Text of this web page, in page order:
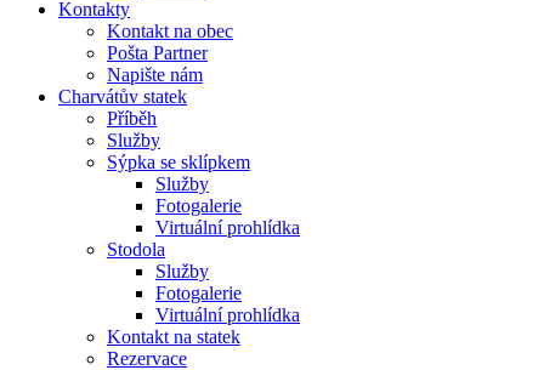
Kontakty
Kontakt na obec
Pošta Partner
Napište nám
Charvátův statek
Příběh
Služby
Sýpka se sklípkem
Služby
Fotogalerie
Virtuální prohlídka
Stodola
Služby
Fotogalerie
Virtuální prohlídka
Kontakt na statek
Rezervace